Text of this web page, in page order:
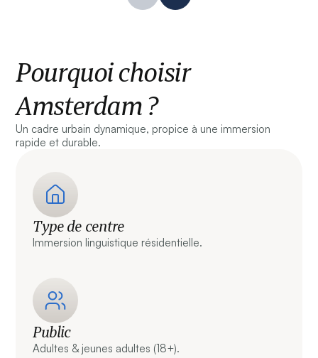
Pourquoi choisir
Amsterdam ?
Un cadre urbain dynamique, propice à une immersion
rapide et durable.
Type de centre
Immersion linguistique résidentielle.
Public
Adultes & jeunes adultes (18+).